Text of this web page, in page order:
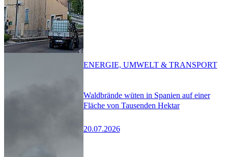
Waldbrände wüten in Spanien auf einer
Fläche von Tausenden Hektar
20.07.2026
ENERGIE, UMWELT & TRANSPORT